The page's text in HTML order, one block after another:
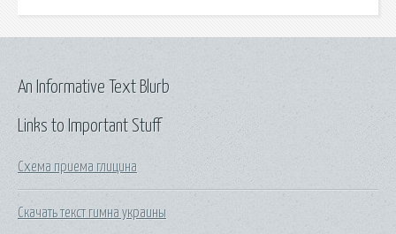
Links to Important Stuff
Схема приема глицина
Скачать текст гимна украины
An Informative Text Blurb